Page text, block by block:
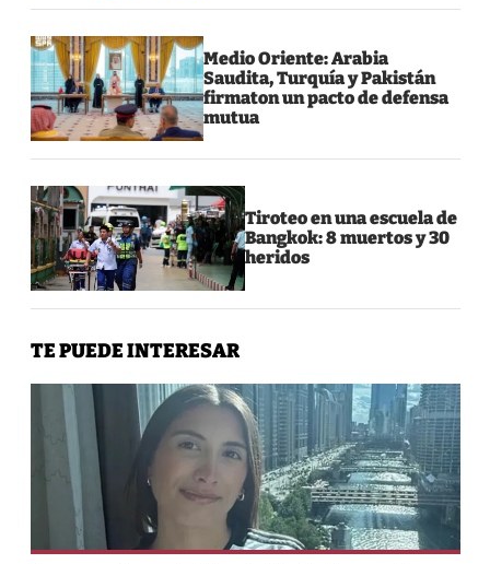
Medio Oriente: Arabia
Saudita, Turquía y Pakistán
firmaton un pacto de defensa
mutua
Tiroteo en una escuela de
Bangkok: 8 muertos y 30
heridos
TE PUEDE INTERESAR